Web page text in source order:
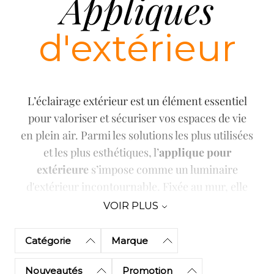
d'extérieur
L’éclairage extérieur est un élément essentiel
pour valoriser et sécuriser vos espaces de vie
en plein air. Parmi les solutions les plus utilisées
et les plus esthétiques, l’applique pour
extérieure s’impose comme un luminaire
d'extérieur incontournable. Fixée au mur, elle
diffuse une lumière fonctionnelle ou
maison.
VOIR PLUS
Catégorie Marque
Nouveautés Promotion